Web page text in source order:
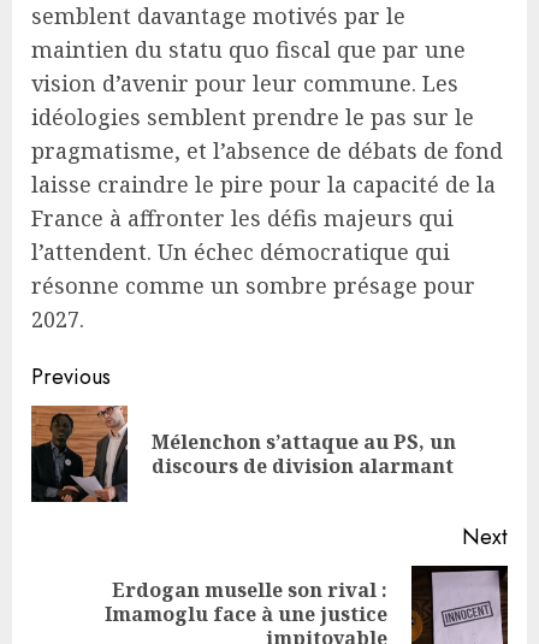
semblent davantage motivés par le
maintien du statu quo fiscal que par une
vision d’avenir pour leur commune. Les
idéologies semblent prendre le pas sur le
pragmatisme, et l’absence de débats de fond
laisse craindre le pire pour la capacité de la
France à affronter les défis majeurs qui
l’attendent. Un échec démocratique qui
résonne comme un sombre présage pour
2027.
Continue
Reading
Previous
Mélenchon s’attaque au PS, un
discours de division alarmant
Next
Erdogan muselle son rival :
Imamoglu face à une justice
impitoyable